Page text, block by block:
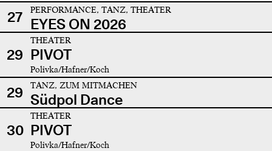
27 PERFORMANCE, TANZ, THEATER
EYES ON 2026
29
THEATER
PIVOT
Polivka/Hafner/Koch
29 TANZ, ZUM MITMACHEN
Südpol Dance
30
THEATER
PIVOT
Polivka/Hafner/Koch